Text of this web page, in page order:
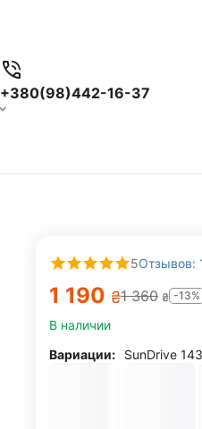
+380(98)442-16-37
5Отзывов:
1 190 ₴1 360 ₴ -13%
В наличии
Вариации:
SunDrive